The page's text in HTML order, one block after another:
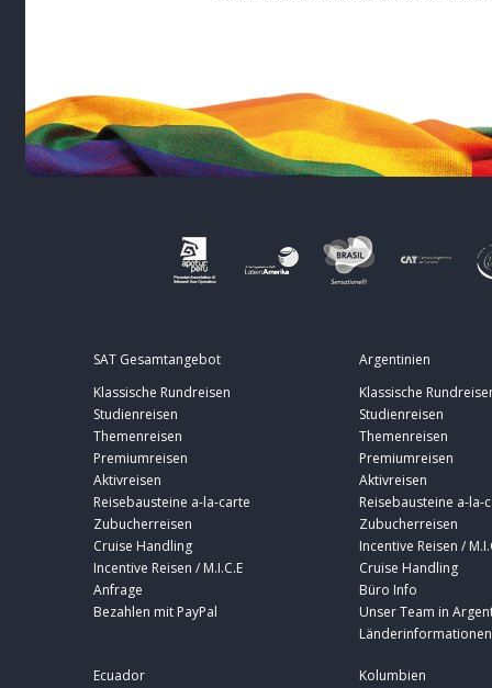
SAT Gesamtangebot
Klassische Rundreisen
Studienreisen
Themenreisen
Premiumreisen
Aktivreisen
Reisebausteine a-la-carte
Zubucherreisen
Cruise Handling
Incentive Reisen / M.I.C.E
Anfrage
Bezahlen mit PayPal
Argentinien
Klassische
Studienreisen
Themenreisen
Premiumreisen
Aktivreisen
Reisebausteine a-la-
Zubucherreisen
Incentive Reisen /
Cruise Handling
Büro Info
Unser Team in
Länderinformationen
Ecuador
Kolumbien